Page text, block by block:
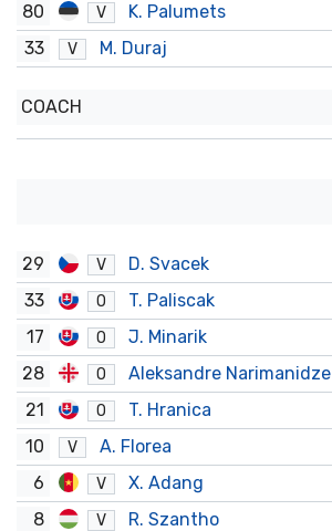
80
V K. Palumets
33 V M. Duraj
COACH
29 V
D. Svacek
33
O
T. Paliscak
17
O
J. Minarik
28
O Aleksandre Narimanidze
21 O T. Hranica
10 V A. Florea
6 V X. Adang
8 V R. Szantho